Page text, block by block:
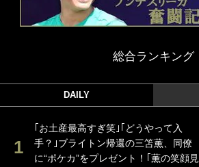
総合ランキング
DAILY
｢お土産最高すぎ笑｣｢どうやって入
手？｣ブライトン帰還の三笘薫、同僚
に“ポケカ”をプレゼント！｢薫の笑顔見